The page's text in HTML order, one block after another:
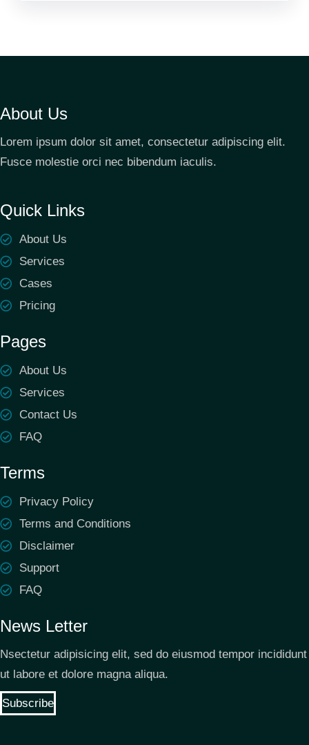
About Us
Lorem ipsum dolor sit amet, consectetur adipiscing elit.
Fusce molestie orci nec bibendum iaculis.
Quick Links
About Us
Services
Cases
Pricing
Pages
About Us
Services
Contact Us
FAQ
Terms
Privacy Policy
Terms and Conditions
Disclaimer
Support
FAQ
News Letter
Nsectetur adipisicing elit, sed do eiusmod tempor incididunt
ut labore et dolore magna aliqua.
Subscribe